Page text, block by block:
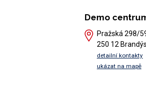
Demo
Pražská 298/
250 12
detailní kontakty
ukázat na mapě